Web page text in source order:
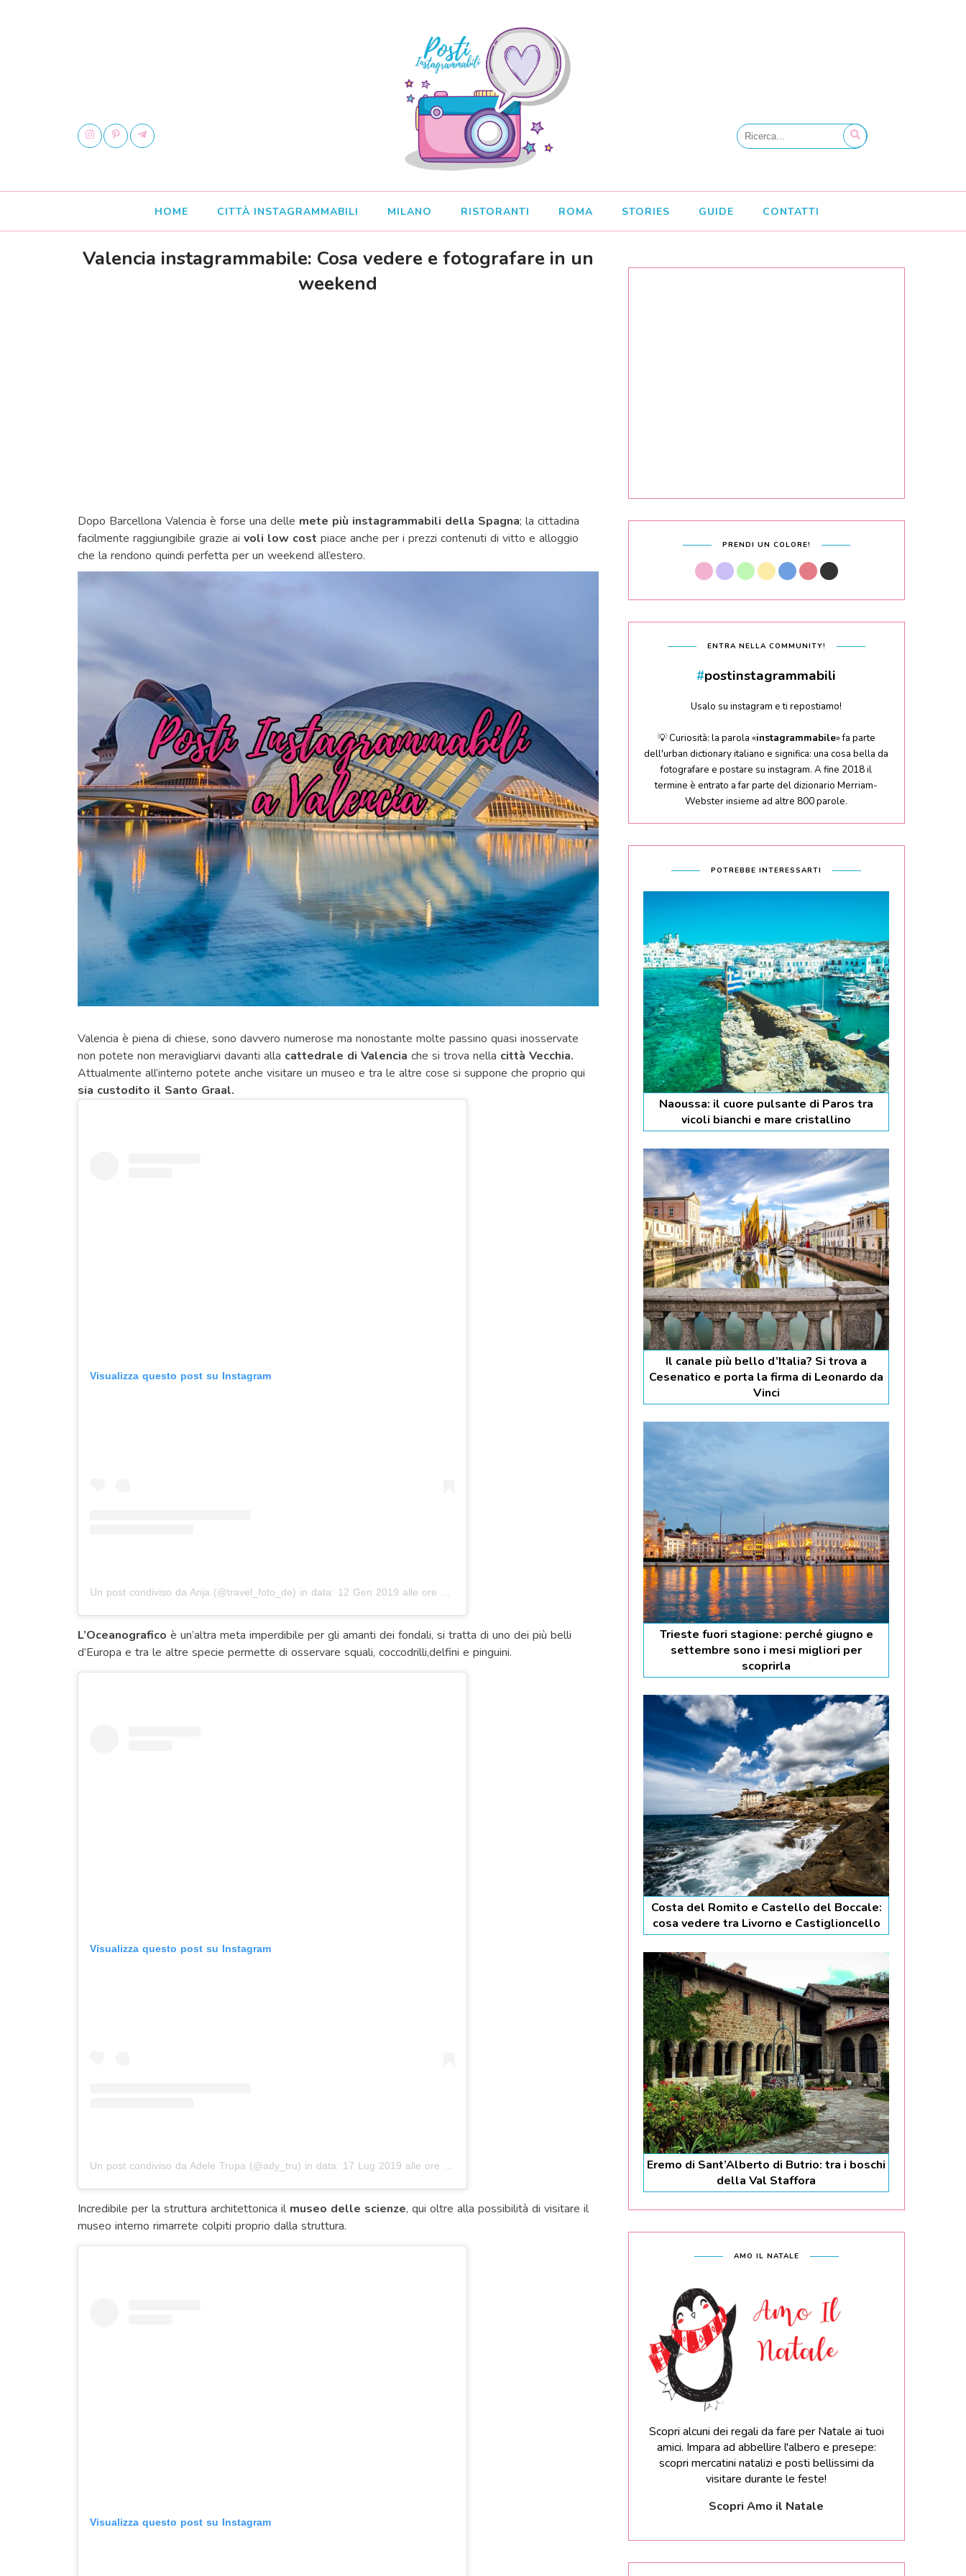
HOME CITTÀ INSTAGRAMMABILI MILANO RISTORANTI ROMA STORIES GUIDE CONTATTI
Valencia instagrammabile: Cosa vedere e fotografare in un
weekend
Dopo Barcellona Valencia è forse una delle mete più instagrammabili della Spagna; la cittadina
facilmente raggiungibile grazie ai voli low cost piace anche per i prezzi contenuti di vitto e alloggio
che la rendono quindi perfetta per un weekend all’estero.
Valencia è piena di chiese, sono davvero numerose ma nonostante molte passino quasi inosservate
non potete non meravigliarvi davanti alla cattedrale di Valencia che si trova nella città Vecchia.
Attualmente all’interno potete anche visitare un museo e tra le altre cose si suppone che proprio qui
sia custodito il Santo Graal.
Visualizza questo post su Instagram
Un post condiviso da Anja (@travel_foto_de) in data: 12 Gen 2019 alle ore 2:48 PST
L’Oceanografico è un’altra meta imperdibile per gli amanti dei fondali, si tratta di uno dei più belli
d’Europa e tra le altre specie permette di osservare squali, coccodrilli,delfini e pinguini.
Visualizza questo post su Instagram
Un post condiviso da Adele Trupa (@ady_tru) in data: 17 Lug 2019 alle ore 4:00 PDT
Incredibile per la struttura architettonica il museo delle scienze, qui oltre alla possibilità di visitare il
museo interno rimarrete colpiti proprio dalla struttura.
Visualizza questo post su Instagram
PRENDI UN COLORE!
ENTRA NELLA COMMUNITY!
#postinstagrammabili
Usalo su instagram e ti repostiamo!
💡 Curiosità: la parola «instagrammabile» fa parte
dell'urban dictionary italiano e significa: una cosa bella da
fotografare e postare su instagram. A fine 2018 il
termine è entrato a far parte del dizionario Merriam-
Webster insieme ad altre 800 parole.
POTREBBE INTERESSARTI
Naoussa: il cuore pulsante di Paros tra
vicoli bianchi e mare cristallino
Il canale più bello d’Italia? Si trova a
Cesenatico e porta la firma di Leonardo da
Vinci
Trieste fuori stagione: perché giugno e
settembre sono i mesi migliori per
scoprirla
Costa del Romito e Castello del Boccale:
cosa vedere tra Livorno e Castiglioncello
Eremo di Sant’Alberto di Butrio: tra i boschi
della Val Staffora
AMO IL NATALE
Scopri alcuni dei regali da fare per Natale ai tuoi
amici. Impara ad abbellire l'albero e presepe:
scopri mercatini natalizi e posti bellissimi da
visitare durante le feste!
Scopri Amo il Natale